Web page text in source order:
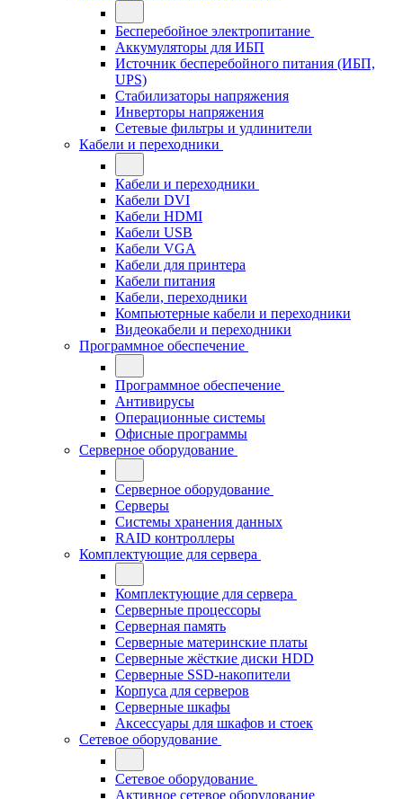
Бесперебойное электропитание
Аккумуляторы для ИБП
Источник бесперебойного питания (ИБП,
UPS)
Стабилизаторы напряжения
Инверторы напряжения
Сетевые фильтры и удлинители
Кабели и переходники
Кабели и переходники
Кабели DVI
Кабели HDMI
Кабели USB
Кабели VGA
Кабели для принтера
Кабели питания
Кабели, переходники
Компьютерные кабели и переходники
Видеокабели и переходники
Программное обеспечение
Программное обеспечение
Антивирусы
Операционные системы
Офисные программы
Серверное оборудование
Серверное оборудование
Серверы
Системы хранения данных
RAID контроллеры
Комплектующие для сервера
Комплектующие для сервера
Серверные процессоры
Серверная память
Серверные материнские платы
Серверные жёсткие диски HDD
Серверные SSD-накопители
Корпуса для серверов
Серверные шкафы
Аксессуары для шкафов и стоек
Сетевое оборудование
Сетевое оборудование
Активное сетевое оборудование